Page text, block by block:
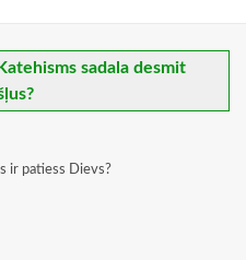
sadala desmit
ir patiess Dievs?